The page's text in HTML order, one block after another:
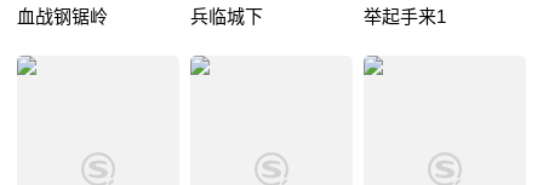
血战钢锯岭 兵临城下 举起手来1